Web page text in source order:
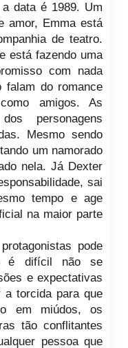
data é 1989. Um
amor, Emma está
de teatro.
está fazendo uma
com nada
falam do romance
amigos. As
personagens
Mesmo sendo
um namorado
nela. Já Dexter
sai
tempo e age
na maior parte
pode
é difícil não se
e expectativas
a torcida para que
em miúdos, os
tão conflitantes
pessoa que